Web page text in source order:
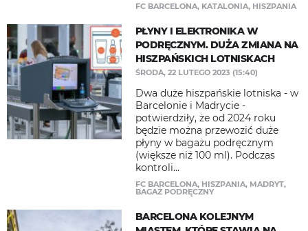
FC BARCELONA, KATALONIA, HISZPANIA
PŁYNY I ELEKTRONIKA W
PODRĘCZNYM. DUŻA ZMIANA NA
HISZPAŃSKICH LOTNISKACH
ŚRODA, 22 LUTEGO 2023 (15:40)
Dwa duże hiszpańskie lotniska - w
Barcelonie i Madrycie -
potwierdziły, że od 2024 roku
będzie można przewozić duże
płyny w bagażu podręcznym
(większe niż 100 ml). Podczas
kontroli...
FC BARCELONA, HISZPANIA, MADRYT,
BAGAŻ PODRĘCZNY
BARCELONA KOLEJNYM